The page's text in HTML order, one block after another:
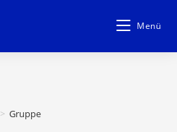
Menü
> Gruppe